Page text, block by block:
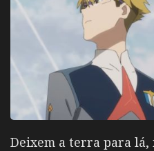
Deixem a terra para